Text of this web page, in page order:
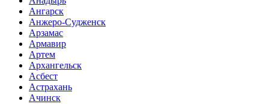
Ангарск
Анжеро-Судженск
Арзамас
Армавир
Артем
Архангельск
Асбест
Астрахань
Ачинск